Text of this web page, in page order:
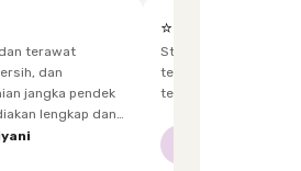
terawat
⭐⭐⭐⭐⭐
Staff yg menjaga
terkadang lupa bawa kunci, dan sangat fast response.